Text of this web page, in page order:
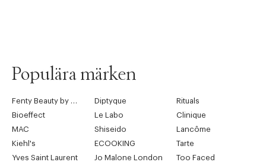
Populära märken
Diptyque
Rituals
Bioeffect
Le Labo
Clinique
MAC
Shiseido
Lancôme
Kiehl's
ECOOKING
Tarte
Yves Saint Laurent
Jo Malone London
Too Faced